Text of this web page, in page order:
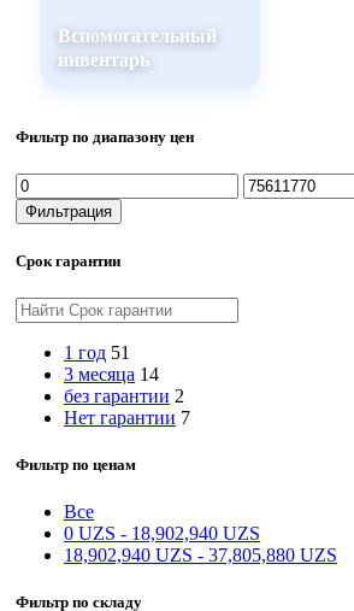
Вспомогательный
инвентарь
Фильтр по диапазону цен
Минимальная
цена
Максимальная
цена
Фильтрация
Срок гарантии
1 год 51
3 месяца 14
без гарантии 2
Нет гарантии 7
Фильтр по ценам
Все
0 UZS - 18,902,940 UZS
18,902,940 UZS - 37,805,880 UZS
Фильтр по складу